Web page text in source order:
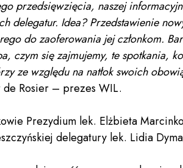
przedsięwzięcia, naszej
Idea? Przedstawienie
do zaoferowania jej członkom.
czym się zajmujemy, te spotkania,
ze względu na natłok swoich
Rosier – prezes WIL.
Prezydium lek. Elżbieta
delegatury lek. Lidia